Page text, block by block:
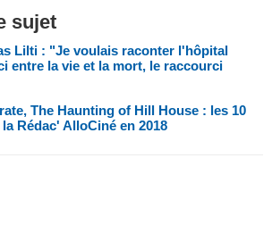
sujet
Lilti : "Je voulais raconter l'hôpital
entre la vie et la mort, le raccourci
The Haunting of Hill House : les 10
Rédac' AlloCiné en 2018